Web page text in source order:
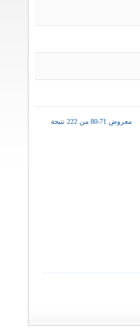
معروض 71-80 من 222 نتيجة